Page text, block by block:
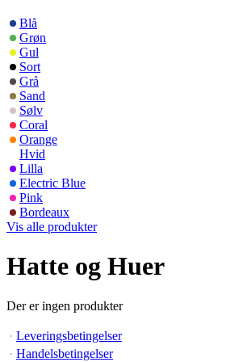
Blå
Grøn
Gul
Sort
Grå
Sand
Sølv
Coral
Orange
Hvid
Lilla
Electric Blue
Pink
Bordeaux
Vis alle produkter
Hatte og Huer
Der er ingen produkter
· Leveringsbetingelser
· Handelsbetingelser